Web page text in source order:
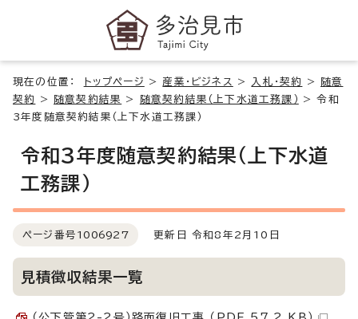
現在の位置： トップページ > 産業・ビジネス > 入札・契約 >
随意
契約
> 随意契約結果 > 随意契約結果（上下水道工務課） >令和
3年度随意契約結果（上下水道工務課）
令和3年度随意契約結果（上下水道
工務課）
ページ番号 1006927 更新日 令和8年2月10日
見積徴収結果一覧